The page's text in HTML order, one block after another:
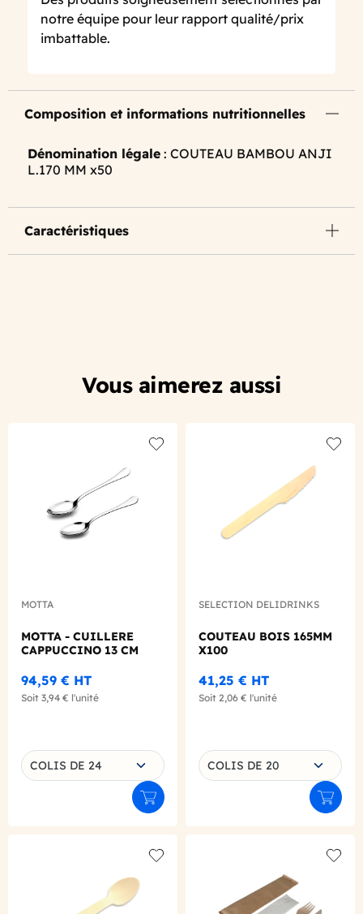
notre équipe pour leur rapport qualité/prix
imbattable.
Composition et informations nutritionnelles
Dénomination légale : COUTEAU BAMBOU ANJI
L.170 MM x50
Caractéristiques
Vous aimerez aussi
MOTTA
MOTTA - CUILLERE
CAPPUCCINO 13 CM
94,59 € HT
Soit 3,94 € l'unité
Choisissez une déclinaison
COLIS DE 24
Ajouter au panier
SELECTION DELIDRINKS
COUTEAU BOIS 165MM
X100
41,25 € HT
Soit 2,06 € l'unité
Choisissez une déclinaison
COLIS DE 20